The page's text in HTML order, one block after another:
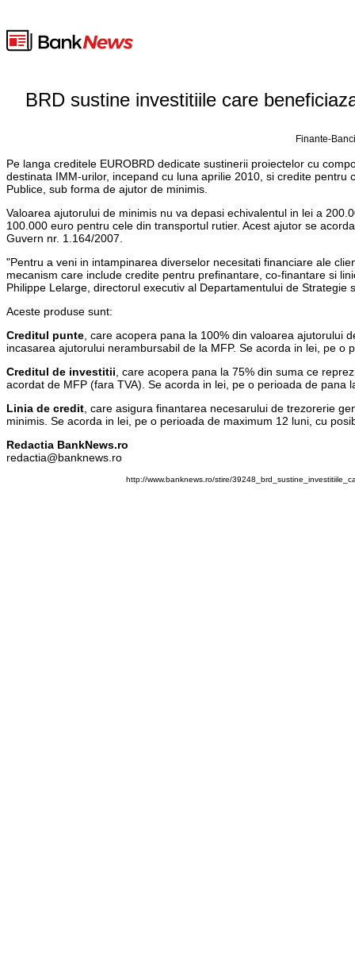
BRD sustine investitiile care
Finante-
Pe langa creditele EUROBRD dedicate sustinerii proiectelor cu
destinata IMM-urilor, incepand cu luna aprilie 2010, si credite
Publice, sub forma de ajutor de minimis.
Valoarea ajutorului de minimis nu va depasi echivalentul in lei a
100.000 euro pentru cele din transportul rutier. Acest ajutor se
Guvern nr. 1.164/2007.
"Pentru a veni in intampinarea diverselor necesitati financiare ale
mecanism care include credite pentru prefinantare, co-finantare si
Philippe Lelarge, directorul executiv al Departamentului de
Aceste produse sunt:
Creditul punte , care acopera pana la 100% din valoarea ajutorului
incasarea ajutorului nerambursabil de la MFP. Se acorda in lei, pe o
Creditul de investitii , care acopera pana la 75% din suma ce
acordat de MFP (fara TVA). Se acorda in lei, pe o perioada de pana
Linia de credit , care asigura finantarea necesarului de trezorerie
minimis. Se acorda in lei, pe o perioada de maximum 12 luni, cu
Redactia BankNews.ro
redactia@banknews.ro
http://www.banknews.ro/stire/